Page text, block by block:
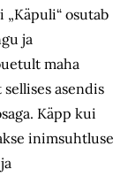
osutab
ja
maha
asendis
Käpp kui
inimsuhtluse